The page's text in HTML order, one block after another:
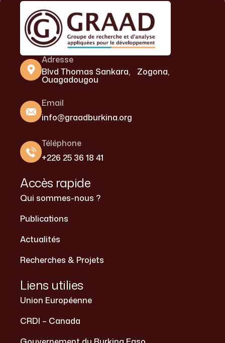
Adresse
Blvd Thomas Sankara, Zogona,
Ouagadougou
Email
info@graadburkina.org
Téléphone
+226 25 36 18 41
Accès rapide
Qui sommes-nous ?
Publications
Actualités
Recherches & Projets
Liens utilies
Union Européenne
CRDI – Canada